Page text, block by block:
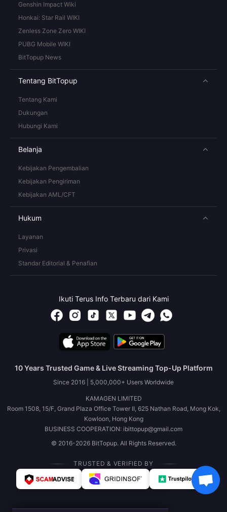
Genshin Impact Wiki
Honkai: Star Rail WIKI
Zenless Zone Zero WIKI
PUBG Mobile WIKI
BitTopup News
Tentang BitTopup
Tentang Kami
Dukungan
Hubungi Kami
Belanja
Kebijakan Pengembalian
Kebijakan Pengiriman
Kebijakan AML/CFT
Hukum
Layanan
Privasi
Standar Editorial & Penafian
Ikuti Terus Info Terbaru dari Kami
10 Years Trusted Game & Live Streaming Top-Up Platform
Since 2016 | 5,000,000+ Users Worldwide
KAMAGEN LIMITED
Room 1508, 15/F, Grand Plaza Office Tower II, 625 Nathan Road, Mong Kok,
Kowloon, Hong Kong
BUSINESS COOPERATION: ibittopup@gmail.com
© 2016-2026 BitTopup. All Rights Reserved.
TRUSTED & VERIFIED BY